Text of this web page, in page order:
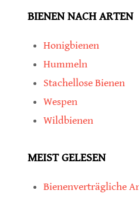
BIENEN NACH ARTEN
Honigbienen
Hummeln
Stachellose Bienen
Wespen
Wildbienen
MEIST GELESEN
Bienenverträgliche